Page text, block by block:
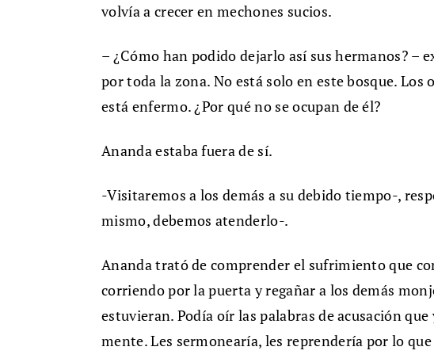
volvía a crecer en mechones sucios.
– ¿Cómo han podido dejarlo así sus hermanos? –
por toda la zona. No está solo en este bosque. Los
está enfermo. ¿Por qué no se ocupan de él?
Ananda estaba fuera de sí.
-Visitaremos a los demás a su debido tiempo-,
mismo, debemos atenderlo-.
Ananda trató de comprender el sufrimiento que
corriendo por la puerta y regañar a los demás
estuvieran. Podía oír las palabras de acusación
mente. Les sermonearía, les reprendería por lo